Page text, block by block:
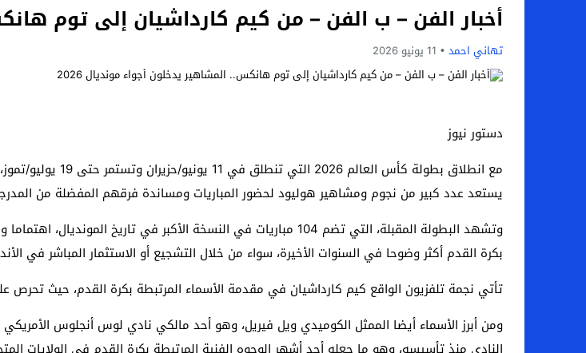
Previous
Next
أخبار الفن – ب الفن – من كيم كارداشيان إلى توم
تهاني احمد 11 يونيو 2026
دستور نيوز
مع انطلاق بطولة
يستعد عدد كبير من نجوم ومشاهير هوليود لحضور المباريات ومساندة فرقهم المفضلة من
وتشهد البطولة المقبلة، التي تضم 104 مباريات في النسخة الأكبر في
بكرة القدم أكثر وضوحا في السنوات الأخيرة، سواء من خلال التشجيع أو الاستثمار المباشر في
تأتي نجمة تلفزيون الواقع كيم كارداشيان في مقدمة الأسماء المرتبطة بكرة القدم، حيث تحرص